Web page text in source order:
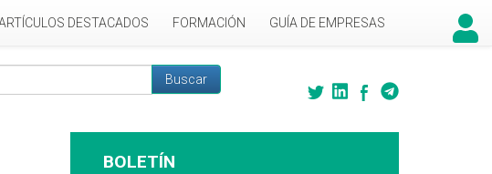
DESTACADOS FORMACIÓN GUÍA DE EMPRESAS
de búsqueda
Buscar
BOLETÍN